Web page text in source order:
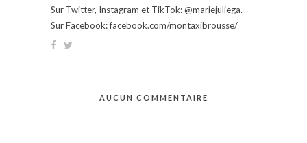
Sur Twitter, Instagram et TikTok: @mariejuliega.
Sur Facebook: facebook.com/montaxibrousse/
AUCUN COMMENTAIRE